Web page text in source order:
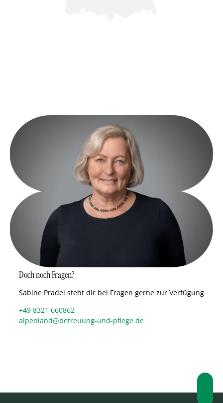
Doch noch Fragen?
Sabine Pradel steht dir bei Fragen gerne zur Verfügung
+49 8321 660862
alpenland@betreuung-und-pflege.de